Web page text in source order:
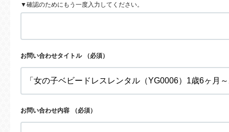
▼確認のためにもう一度入力してください。
お問い合わせタイトル （必須）
お問い合わせ内容 （必須）